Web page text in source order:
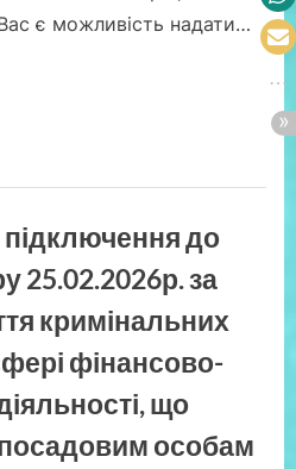
є можливість надати…
до
25.02.2026р. за
кримінальних
фінансово-
що
посадовим особам